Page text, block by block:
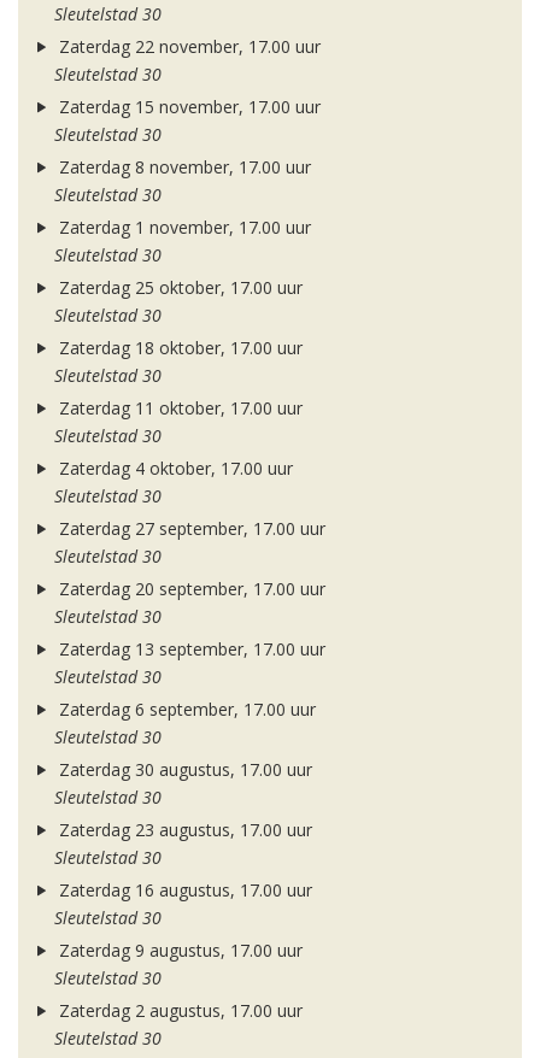
Sleutelstad 30
Zaterdag 22 november, 17.00 uur
Sleutelstad 30
Zaterdag 15 november, 17.00 uur
Sleutelstad 30
Zaterdag 8 november, 17.00 uur
Sleutelstad 30
Zaterdag 1 november, 17.00 uur
Sleutelstad 30
Zaterdag 25 oktober, 17.00 uur
Sleutelstad 30
Zaterdag 18 oktober, 17.00 uur
Sleutelstad 30
Zaterdag 11 oktober, 17.00 uur
Sleutelstad 30
Zaterdag 4 oktober, 17.00 uur
Sleutelstad 30
Zaterdag 27 september, 17.00 uur
Sleutelstad 30
Zaterdag 20 september, 17.00 uur
Sleutelstad 30
Zaterdag 13 september, 17.00 uur
Sleutelstad 30
Zaterdag 6 september, 17.00 uur
Sleutelstad 30
Zaterdag 30 augustus, 17.00 uur
Sleutelstad 30
Zaterdag 23 augustus, 17.00 uur
Sleutelstad 30
Zaterdag 16 augustus, 17.00 uur
Sleutelstad 30
Zaterdag 9 augustus, 17.00 uur
Sleutelstad 30
Zaterdag 2 augustus, 17.00 uur
Sleutelstad 30